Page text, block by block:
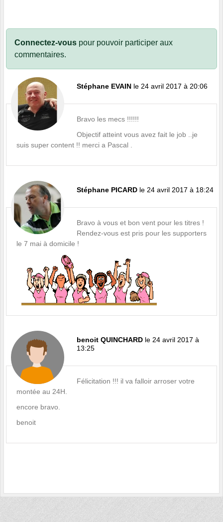
Connectez-vous pour pouvoir participer aux
commentaires.
Stéphane EVAIN le 24 avril 2017 à 20:06
Bravo les mecs !!!!!!
Objectif atteint vous avez fait le job ..je
suis super content !! merci a Pascal .
Stéphane PICARD le 24 avril 2017 à 18:24
Bravo à vous et bon vent pour les titres !
Rendez-vous est pris pour les supporters
le 7 mai à domicile !
benoit QUINCHARD le 24 avril 2017 à
13:25
Félicitation !!! il va falloir arroser votre
montée au 24H.
encore bravo.
benoit